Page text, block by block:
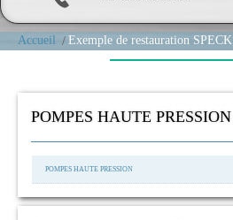
Accueil Exemple de restauration SPECK
POMPES HAUTE PRESSION
POMPES HAUTE PRESSION